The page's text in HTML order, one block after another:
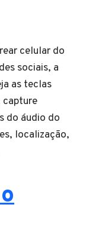
celular do
sociais, a
as teclas
capture
do áudio do
localização,